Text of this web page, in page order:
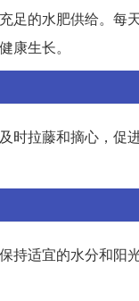
足的水肥供给。每
康生长。
时拉藤和摘心，促
持适宜的水分和阳